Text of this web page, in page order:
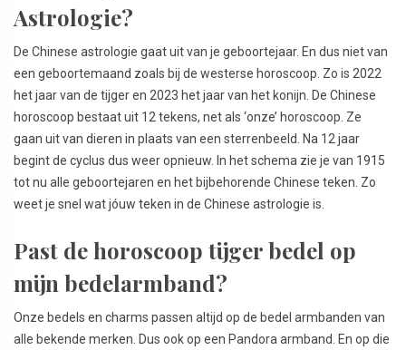
Astrologie?
De Chinese astrologie gaat uit van je geboortejaar. En dus niet van
een geboortemaand zoals bij de westerse horoscoop. Zo is 2022
het jaar van de tijger en 2023 het jaar van het konijn. De Chinese
horoscoop bestaat uit 12 tekens, net als ‘onze’ horoscoop. Ze
gaan uit van dieren in plaats van een sterrenbeeld. Na 12 jaar
begint de cyclus dus weer opnieuw. In het schema zie je van 1915
tot nu alle geboortejaren en het bijbehorende Chinese teken. Zo
weet je snel wat jóuw teken in de Chinese astrologie is.
Past de horoscoop tijger bedel op
mijn bedelarmband?
Onze bedels en charms passen altijd op de bedel armbanden van
alle bekende merken. Dus ook op een Pandora armband. En op die